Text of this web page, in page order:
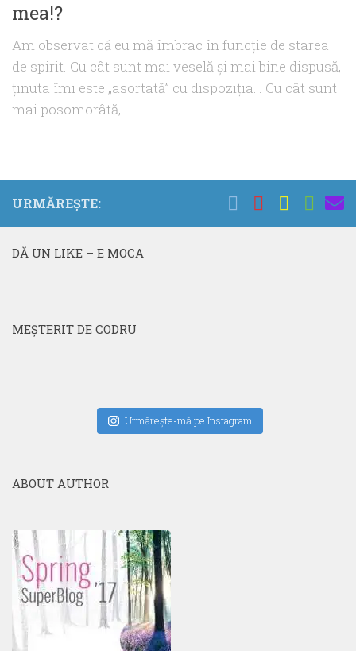
mea!?
Am observat că eu mă îmbrac în funcție de starea
de spirit. Cu cât sunt mai veselă și mai bine dispusă,
ținuta îmi este „asortată” cu dispoziţia… Cu cât sunt
mai posomorâtă,...
URMĂREȘTE:
DĂ UN LIKE – E MOCA
MEŞTERIT DE CODRU
Urmăreşte-mă pe Instagram
ABOUT AUTHOR